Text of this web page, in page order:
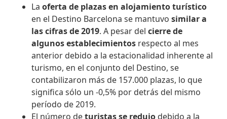
Laoferta de plazas en alojamiento turístico
en el Destino Barcelona se mantuvo similar a
las cifras de 2019. A pesar delcierre de
algunos establecimientos respecto al mes
anterior debido a la estacionalidad inherente al
turismo, en el conjunto del Destino, se
contabilizaron más de 157.000 plazas, lo que
significa sólo un -0,5% por detrás del mismo
período de 2019.
El número deturistas se redujo debido a la